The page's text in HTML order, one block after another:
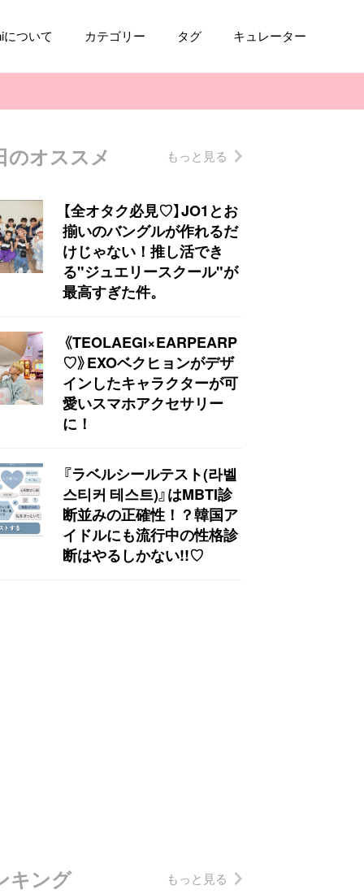
ついて カテゴリー タグ キュレーター
のオススメ もっと見る
【全オタク必見♡】JO1とお
揃いのバングルが作れるだ
けじゃない！推し活でき
る"ジュエリースクール"が
最高すぎた件。
《TEOLAEGI×EARPEARP
♡》EXOベクヒョンがデザ
インしたキャラクターが可
愛いスマホアクセサリー
に！
『ラベルシールテスト(라벨
스티커 테스트)』はMBTI診
断並みの正確性！？韓国ア
イドルにも流行中の性格診
断はやるしかない!!♡
キング もっと見る